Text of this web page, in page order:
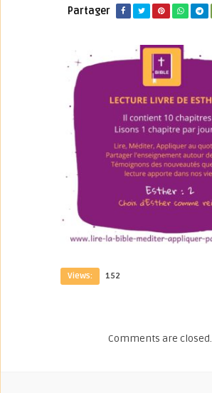
Partager
Views: 152
Comments are closed.